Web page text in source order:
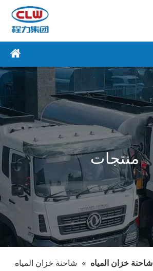
منتجات
شاحنة خزان المياه » شاحنة خزان المياه